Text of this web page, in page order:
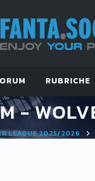
RUBRICHE
-
LEAGUE 2025/2026